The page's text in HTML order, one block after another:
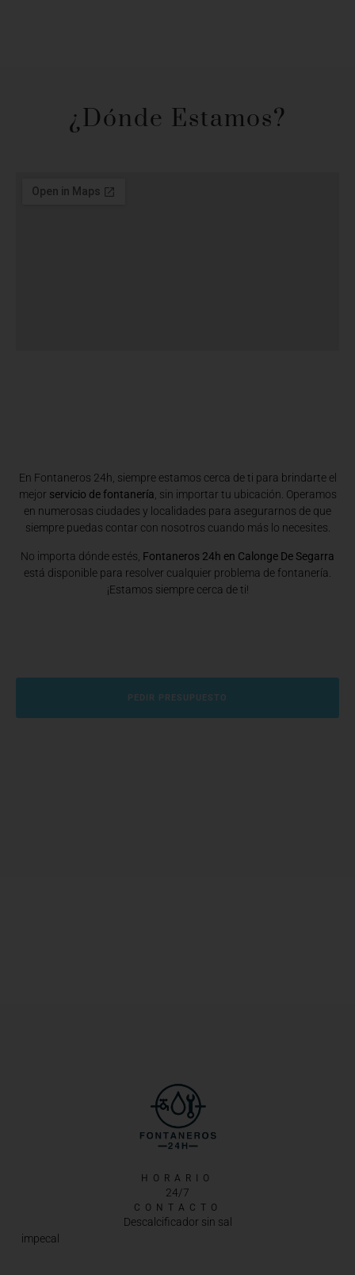
¿Dónde Estamos?​
En Fontaneros 24h, siempre estamos cerca de ti para brindarte el
mejor servicio de fontanería, sin importar tu ubicación. Operamos
en numerosas ciudades y localidades para asegurarnos de que
siempre puedas contar con nosotros cuando más lo necesites.
No importa dónde estés, Fontaneros 24h en Calonge De Segarra
está disponible para resolver cualquier problema de fontanería.
¡Estamos siempre cerca de ti!
PEDIR PRESUPUESTO
HORARIO
24/7
CONTACTO
Descalcificador sin sal
impecal